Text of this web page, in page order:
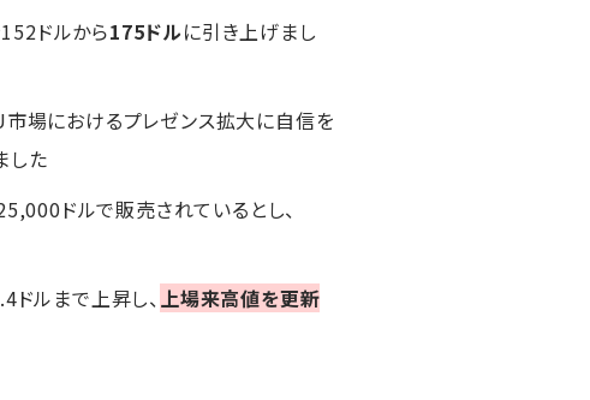
ドルから175ドルに引き上げまし
市場におけるプレゼンス拡大に自信を
した
ドルで販売されているとし、
ルまで上昇し、上場来高値を更新